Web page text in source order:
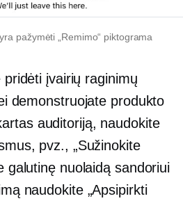
pažymėti „Remimo“ piktograma
įvairių raginimų
demonstruojate produkto
auditoriją, naudokite
pvz., „Sužinokite
galutinę nuolaidą sandoriui
naudokite „Apsipirkti